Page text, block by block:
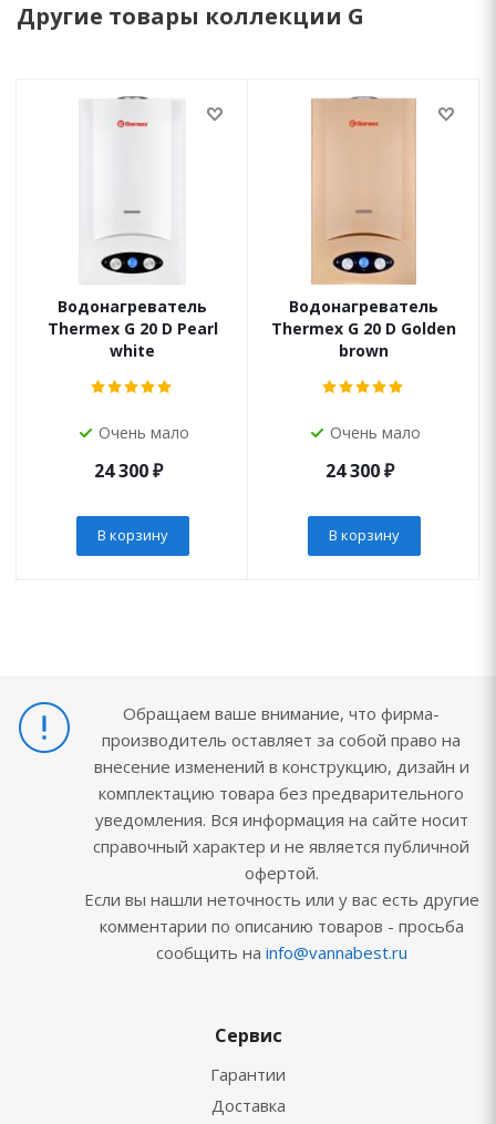
Другие товары коллекции G
Водонагреватель
Thermex G 20 D Pearl
white
Очень мало
24 300₽
В корзину
Водонагреватель
Thermex G 20 D Golden
brown
Очень мало
24 300₽
В корзину
Обращаем ваше внимание, что фирма-
производитель оставляет за собой право на
внесение изменений в конструкцию, дизайн и
комплектацию товара без предварительного
уведомления. Вся информация на сайте носит
справочный характер и не является публичной
офертой.
Если вы нашли неточность или у вас есть другие
комментарии по описанию товаров - просьба
сообщить на info@vannabest.ru
Сервис
Гарантии
Доставка